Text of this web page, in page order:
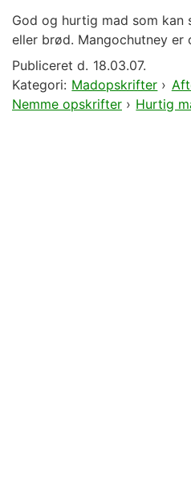
God og hurtig mad som kan
eller brød. Mangochutney er
Publiceret d. 18.03.07.
Kategori: Madopskrifter ›
Nemme opskrifter › Hurtig